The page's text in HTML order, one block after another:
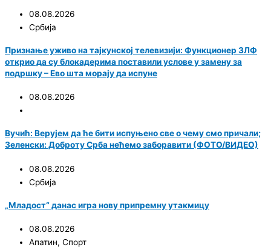
08.08.2026
Србија
Признање уживо на тајкунској телевизији: Функционер ЗЛФ
открио да су блокадерима поставили услове у замену за
подршку – Ево шта морају да испуне
08.08.2026
Вучић: Верујем да ће бити испуњено све о чему смо причали;
Зеленски: Доброту Срба нећемо заборавити (ФОТО/ВИДЕО)
08.08.2026
Србија
„Младост“ данас игра нову припремну утакмицу
08.08.2026
Апатин, Спорт